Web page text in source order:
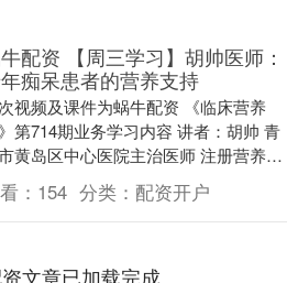
配资 【周三学习】胡帅医师：
痴呆患者的营养支持
视频及课件为蜗牛配资 《临床营养
第714期业务学习内容 讲者：胡帅 青
黄岛区中心医院主治医师 注册营养
，医学硕士 社会任职：中国中医药信息
食疗....
： 154 分类： 配资开户
文章已加载完成